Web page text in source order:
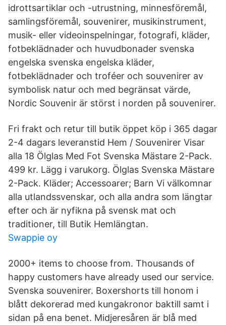
idrottsartiklar och -utrustning, minnesföremål,
samlingsföremål, souvenirer, musikinstrument,
musik- eller videoinspelningar, fotografi, kläder,
fotbeklädnader och huvudbonader svenska
engelska svenska engelska kläder,
fotbeklädnader och troféer och souvenirer av
symbolisk natur och med begränsat värde,
Nordic Souvenir är störst i norden på souvenirer.
Fri frakt och retur till butik öppet köp i 365 dagar
2-4 dagars leveranstid Hem / Souvenirer Visar
alla 18 Ölglas Med Fot Svenska Mästare 2-Pack.
499 kr. Lägg i varukorg. Ölglas Svenska Mästare
2-Pack. Kläder; Accessoarer; Barn Vi välkomnar
alla utlandssvenskar, och alla andra som längtar
efter och är nyfikna på svensk mat och
traditioner, till Butik Hemlängtan.
Swappie oy
2000+ items to choose from. Thousands of
happy customers have already used our service.
Svenska souvenirer. Boxershorts till honom i
blått dekorerad med kungakronor baktill samt i
sidan på ena benet. Midjeresåren är blå med